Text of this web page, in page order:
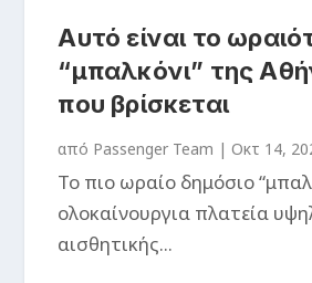
Αυτό είναι το
“μπαλκόνι” της
που βρίσκεται
από Passenger Team |Οκτ 14,
Το πιο ωραίο δημόσιο
ολοκαίνουργια πλατεία
αισθητικής...